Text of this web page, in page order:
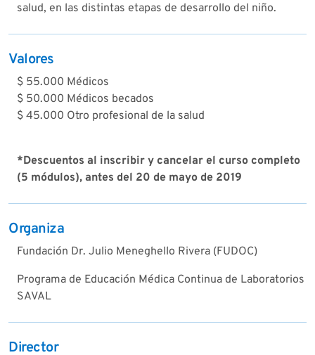
salud, en las distintas etapas de desarrollo del niño.
Valores
$ 55.000 Médicos
$ 50.000 Médicos becados
$ 45.000 Otro profesional de la salud
*Descuentos al inscribir y cancelar el curso completo
(5 módulos), antes del 20 de mayo de 2019
Organiza
Fundación Dr. Julio Meneghello Rivera (FUDOC)
Programa de Educación Médica Continua de Laboratorios
SAVAL
Director